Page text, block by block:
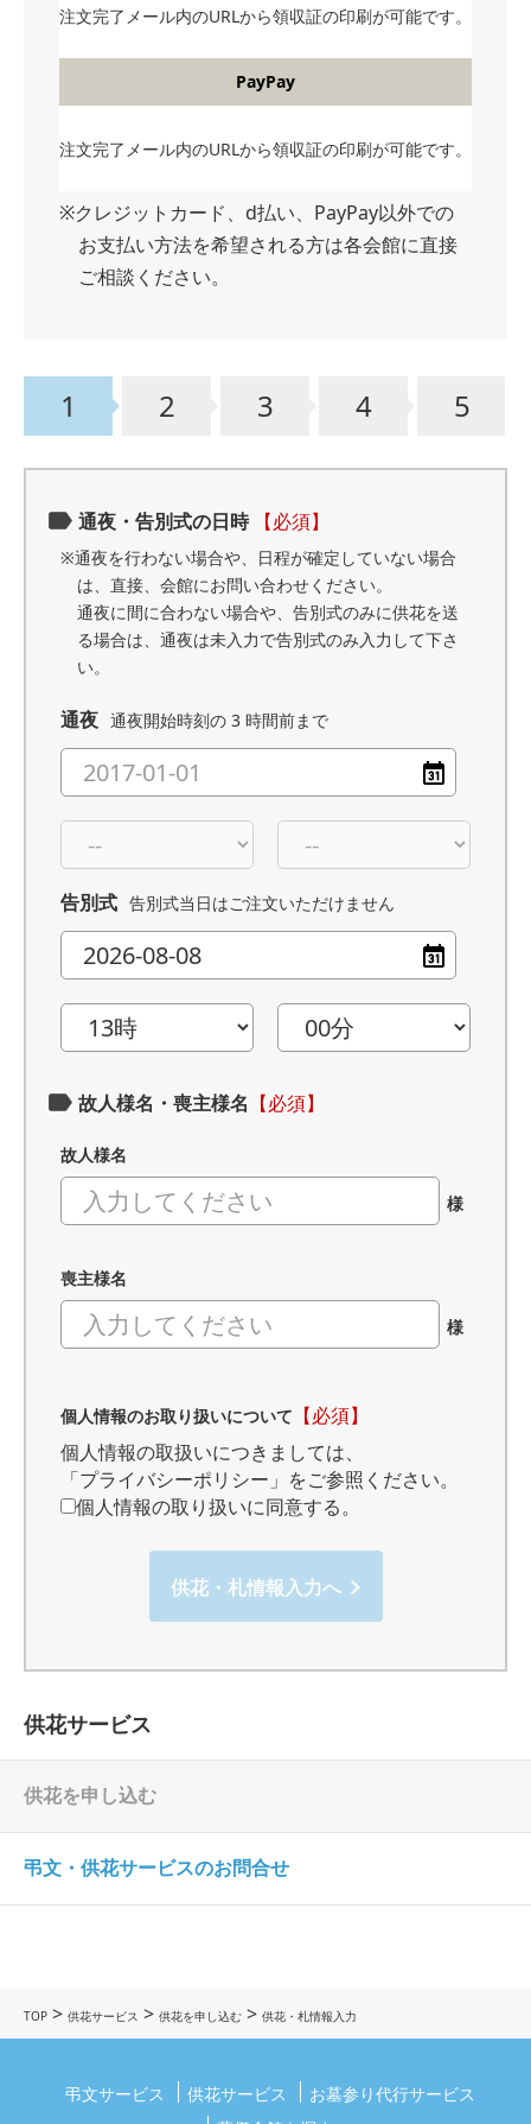
注文完了メール内のURLから領収証の印刷が可能です。
PayPay
注文完了メール内のURLから領収証の印刷が可能です。
※クレジットカード、d払い、PayPay以外での
お支払い方法を希望される方は各会館に直接
ご相談ください。
1 2 3 4 5
通夜・告別式の日時 【必須】
※通夜を行わない場合や、日程が確定していない場合
は、直接、会館にお問い合わせください。
通夜に間に合わない場合や、告別式のみに供花を送
る場合は、通夜は未入力で告別式のみ入力して下さ
い。
通夜 通夜開始時刻の 3 時間前まで
告別式 告別式当日はご注文いただけません
故人様名・喪主様名 【必須】
故人様名
様
喪主様名
様
個人情報のお取り扱いについて 【必須】
個人情報の取扱いにつきましては、
「プライバシーポリシー」 をご参照ください。
個人情報の取り扱いに同意する。
供花・札情報入力へ
供花サービス
供花を申し込む
弔文・供花サービスのお問合せ
TOP > 供花サービス > 供花を申し込む > 供花・札情報入力
弔文サービス 供花サービス
お墓参り代行サービス